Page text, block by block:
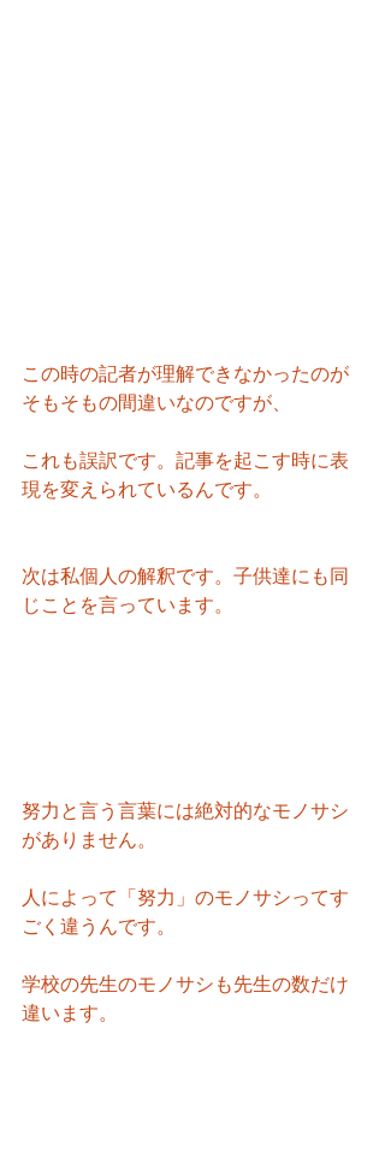
この時の記者が理解できなかったのが
そもそもの間違いなのですが、
これも誤訳です。記事を起こす時に表
現を変えられているんです。
次は私個人の解釈です。子供達にも同
じことを言っています。
努力と言う言葉には絶対的なモノサシ
がありません。
人によって「努力」のモノサシってす
ごく違うんです。
学校の先生のモノサシも先生の数だけ
違います。